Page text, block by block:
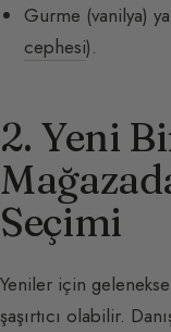
Gurme (vanilya)
cephesi).
2. Yeni
Seçimi
Yeniler için
şaşırtıcı olabilir.